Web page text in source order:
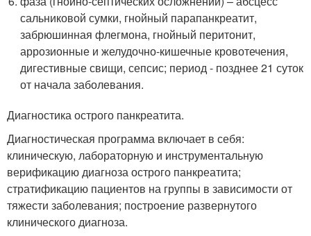
сальниковой сумки, гнойный парапанкреатит,
забрюшинная флегмона, гнойный перитонит,
аррозионные и желудочно-кишечные кровотечения,
дигестивные свищи, сепсис; период - позднее 21 суток
от начала заболевания.
Диагностика острого панкреатита.
Диагностическая программа включает в себя:
клиническую, лабораторную и инструментальную
верификацию диагноза острого панкреатита;
стратификацию пациентов на группы в зависимости от
тяжести заболевания; построение развернутого
клинического диагноза.